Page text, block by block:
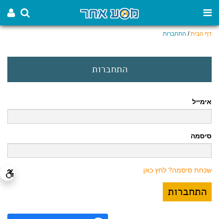
דף הבית/ התחברות
התחברות
אימייל
סיסמה
שכחת סיסמה? לחץ כאן